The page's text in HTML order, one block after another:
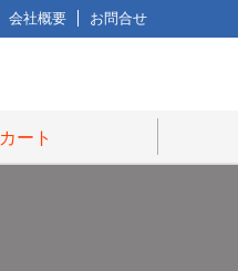
会社概要 お問合せ
カート